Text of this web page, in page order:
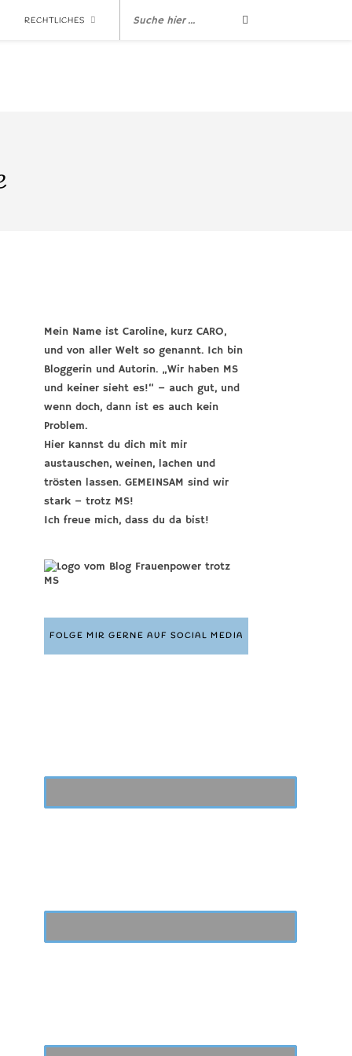
RECHTLICHES
Mein Name ist Caroline, kurz CARO,
und von aller Welt so genannt. Ich bin
Bloggerin und Autorin. „Wir haben MS
und keiner sieht es!“ – auch gut, und
wenn doch, dann ist es auch kein
Problem.
Hier kannst du dich mit mir
austauschen, weinen, lachen und
trösten lassen. GEMEINSAM sind wir
stark – trotz MS!
Ich freue mich, dass du da bist!
FOLGE MIR GERNE AUF SOCIAL MEDIA